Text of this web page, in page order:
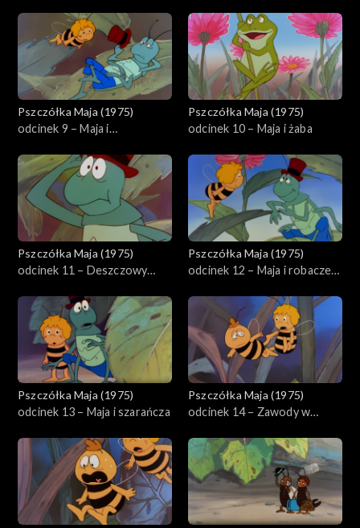
Pszczółka Maja (1975)
odcinek 9 – Maja i
Pszczółka Maja (1975)
odcinek 10 – Maja i żaba
Pszczółka Maja (1975)
odcinek 11 – Deszczowy
Pszczółka Maja (1975)
odcinek 12 – Maja i robaczek
Pszczółka Maja (1975)
odcinek 13 – Maja i szarańcza
Pszczółka Maja (1975)
odcinek 14 – Zawody w